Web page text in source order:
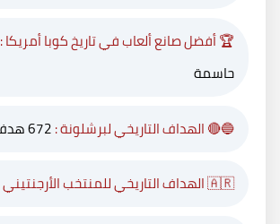
🏆 أفضل صانع ألعاب في تاريخ كوبا أمريكا :
حاسمة
🔵🔴 الهداف التاريخي لبرشلونة :672 هدف
🇦🇷 الهداف التاريخي للمنتخب الأرجنتيني :